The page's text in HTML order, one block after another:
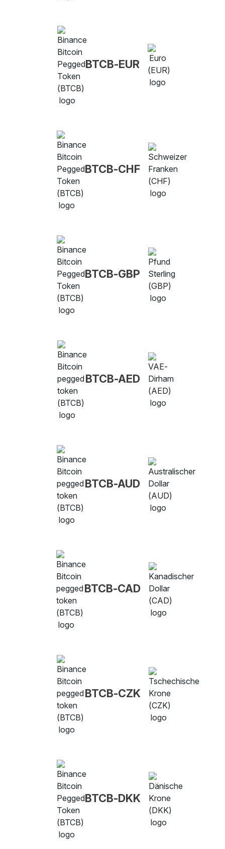
BTCB-EUR
BTCB-CHF
BTCB-GBP
BTCB-AED
BTCB-AUD
BTCB-CAD
BTCB-CZK
BTCB-DKK